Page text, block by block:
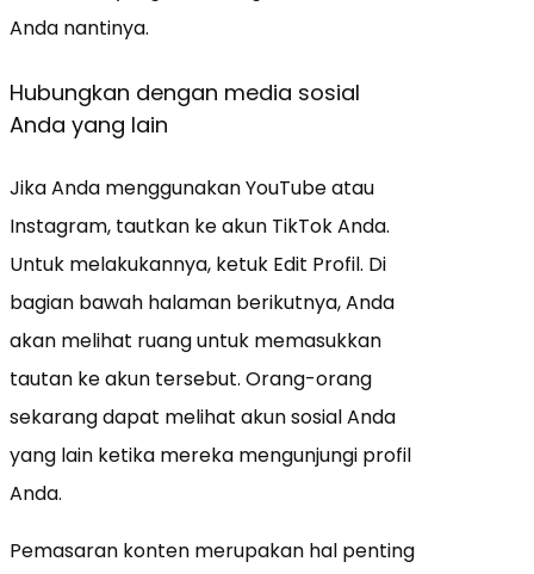
Anda nantinya.
Hubungkan dengan media sosial
Anda yang lain
Jika Anda menggunakan YouTube atau
Instagram, tautkan ke akun TikTok Anda.
Untuk melakukannya, ketuk Edit Profil. Di
bagian bawah halaman berikutnya, Anda
akan melihat ruang untuk memasukkan
tautan ke akun tersebut. Orang-orang
sekarang dapat melihat akun sosial Anda
yang lain ketika mereka mengunjungi profil
Anda.
Pemasaran konten merupakan hal penting